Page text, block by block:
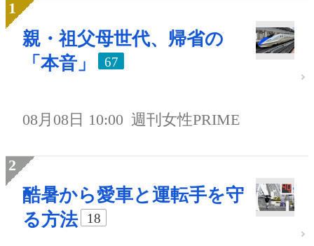
親・祖父母世代、帰省の
「本音」
67
08月08日 10:00 週刊女性PRIME
酷暑から愛車と運転手を守
る方法
18